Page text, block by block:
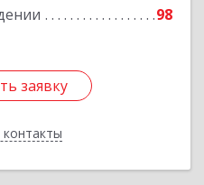
98
заявку
заявку